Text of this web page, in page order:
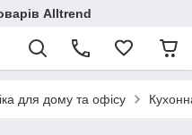
Alltrend
для дому та офісу